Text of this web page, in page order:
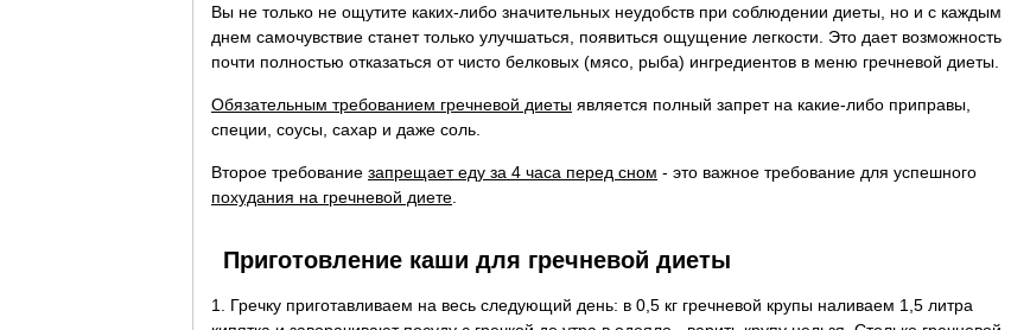
Вы не только не ощутите каких-либо значительных неудобств при соблюдении диеты, но и с каждым
днем самочувствие станет только улучшаться, появиться ощущение легкости. Это дает возможность
почти полностью отказаться от чисто белковых (мясо, рыба) ингредиентов в меню гречневой диеты.
Обязательным требованием гречневой диеты является полный запрет на какие-либо приправы,
специи, соусы, сахар и даже соль.
Второе требование запрещает еду за 4 часа перед сном - это важное требование для успешного
похудания на гречневой диете
Приготовление каши для гречневой диеты
1. Гречку приготавливаем на весь следующий день: в 0,5 кг гречневой крупы наливаем 1,5 литра